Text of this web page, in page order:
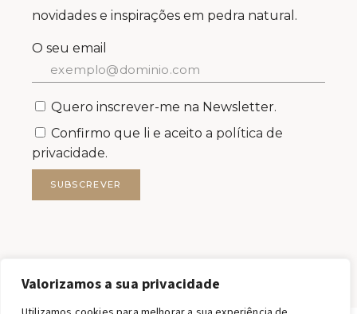
Valorizamos a sua privacidade
novidades e inspirações em pedra natural.
O seu email
Quero inscrever-me na Newsletter.
Confirmo que li e aceito a política de
privacidade.
SUBSCREVER